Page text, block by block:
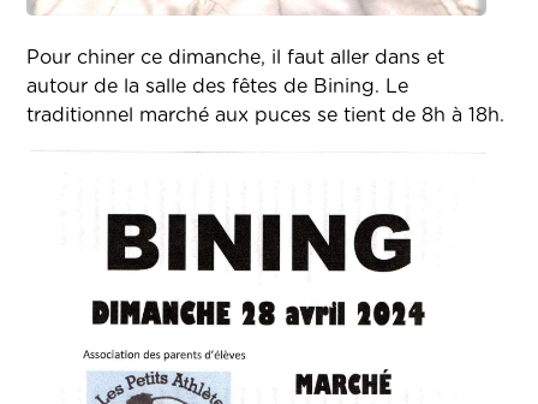
Pour chiner ce dimanche, il faut aller dans et
autour de la salle des fêtes de Bining. Le
traditionnel marché aux puces se tient de 8h à 18h.